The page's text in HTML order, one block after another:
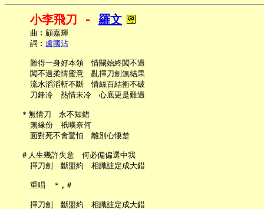
小李飛刀 - 羅文
     曲︰顧嘉輝
     詞︰
盧國沾
     難得一身好本領　情關始終闖不過
     闖不過柔情蜜意　亂揮刀劍無結果
     流水滔滔斬不斷　情絲百結衝不破
     刀鋒冷　熱情未冷　心底更是難過
   ＊無情刀　永不知錯
     無緣份　祇嘆奈何
     面對死不會驚怕　離別心悽楚
   ＃人生幾許失意　何必偏偏選中我
     揮刀劍　斷盟約　相識註定成大錯
     重唱　＊,＃